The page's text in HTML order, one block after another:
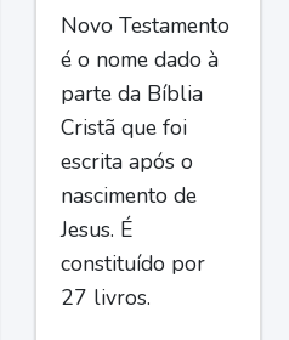
Novo Testamento
é o nome dado à
parte da Bíblia
Cristã que foi
escrita após o
nascimento de
Jesus. É
constituído por
27 livros.